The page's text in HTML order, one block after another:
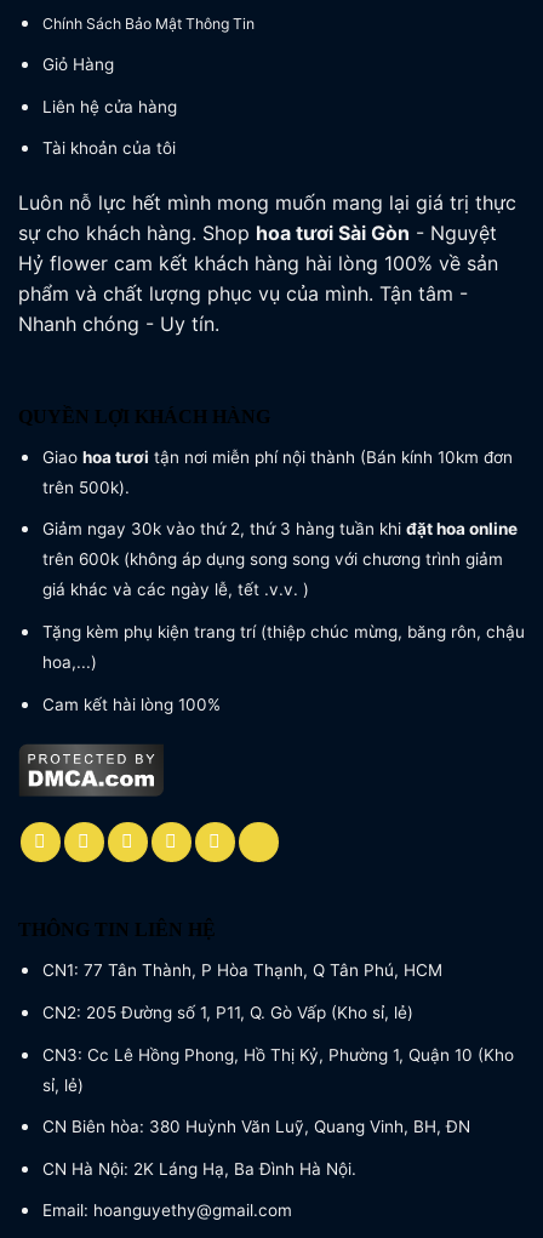
Chính Sách Bảo Mật Thông Tin
Giỏ Hàng
Liên hệ cửa hàng
Tài khoản của tôi
Luôn nỗ lực hết mình mong muốn mang lại giá trị thực
sự cho khách hàng. Shop hoa tươi Sài Gòn - Nguyệt
Hỷ flower cam kết khách hàng hài lòng 100% về sản
phẩm và chất lượng phục vụ của mình. Tận tâm -
Nhanh chóng - Uy tín.
QUYỀN LỢI KHÁCH HÀNG
Giao hoa tươi tận nơi miễn phí nội thành (Bán kính 10km đơn
trên 500k).
Giảm ngay 30k vào thứ 2, thứ 3 hàng tuần khi đặt hoa online
trên 600k (không áp dụng song song với chương trình giảm
giá khác và các ngày lễ, tết .v.v. )
Tặng kèm phụ kiện trang trí (thiệp chúc mừng, băng rôn, chậu
hoa,...)
Cam kết hài lòng 100%
THÔNG TIN LIÊN HỆ
CN1: 77 Tân Thành, P Hòa Thạnh, Q Tân Phú, HCM
CN2: 205 Đường số 1, P11, Q. Gò Vấp (Kho sỉ, lẻ)
CN3: Cc Lê Hồng Phong, Hồ Thị Kỷ, Phường 1, Quận 10 (Kho
sỉ, lẻ)
CN Biên hòa: 380 Huỳnh Văn Luỹ, Quang Vinh, BH, ĐN
CN Hà Nội: 2K Láng Hạ, Ba Đình Hà Nội.
Email: hoanguyethy@gmail.com